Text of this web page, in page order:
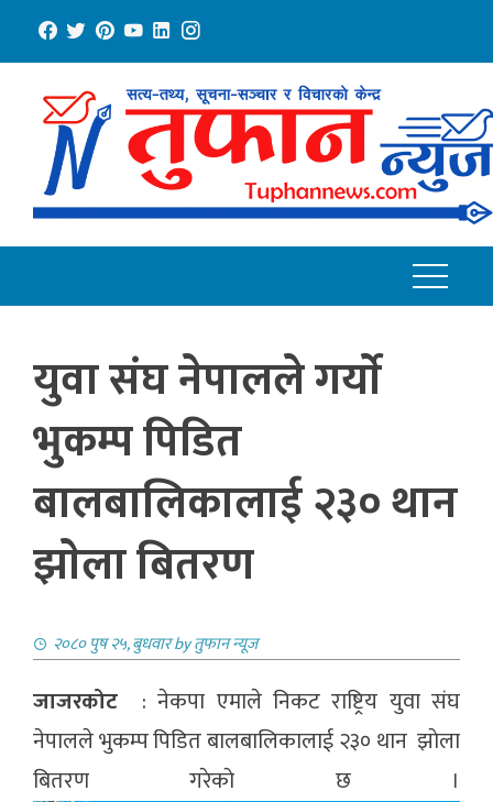
content
युवा संघ नेपालले गर्याे
भुकम्प पिडित
बालबालिकालाई २३० थान
झाेला बितरण
२०८० पुष २५, बुधवारbyतुफान न्यूज
जाजरकोट
: नेकपा एमाले निकट राष्ट्रिय युवा संघ
नेपालले भुकम्प पिडित बालबालिकालाई २३० थान झाेला
बितरण गरेकाे छ ।